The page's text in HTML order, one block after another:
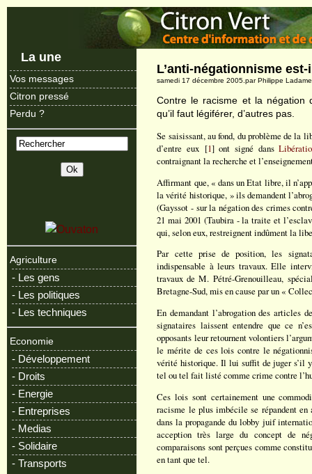
La une
Vos messages
Citron pressé
Perdu ?
Agriculture
- Les gens
- Les politiques
- Les techniques
Economie
- Développement
- Droits
- Energie
- Entreprises
- Medias
- Solidaire
- Transports
L’anti-négationnisme
samedi 17 décembre 2005.par Philippe Ladame
Contre le racisme et la négation
qu’il faut légiférer, d’autres pas.
Se saisissant, au fond, du problème de la
d’entre eux [1] ont signé dans
contraignant la recherche et
Affirmant que, « dans un Etat libre, il
la vérité historique, » ils demandent
(Gayssot - sur la négation des crimes
21 mai 2001 (Taubira - la traite et
qui­, selon eux, restreignent indûment la
Par cette prise de position, les
indispensable à leurs travaux. Elle
travaux de M. Pétré-Grenouilleau,
Bretagne-Sud, mis en cause par un «
En demandant l’abrogation des articles
signataires laissent entendre que ce
opposants leur retournent volontiers
le mérite de ces lois contre le
vérité historique. Il lui suffit de juger s’il
tel ou tel fait listé comme crime contre
Ces lois sont certainement une
racisme le plus imbécile se répandent en
dans la propagande du lobby juif
acception très large du concept de
comparaisons sont perçues comme
en tant que tel.